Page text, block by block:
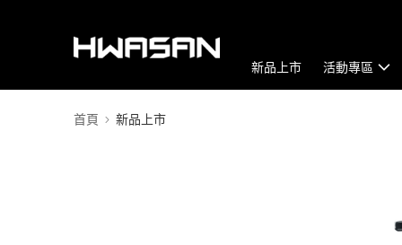
新品上市 活動專區
首頁 新品上市